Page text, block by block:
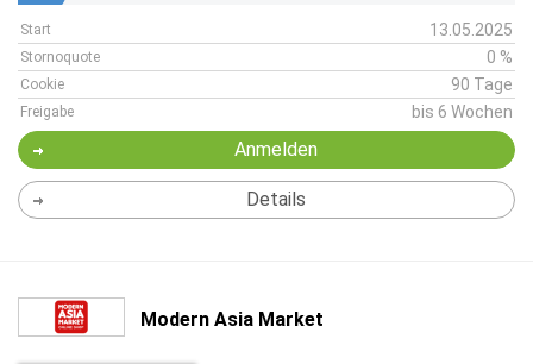
Start 13.05.2025
Stornoquote 0 %
Cookie 90 Tage
Freigabe bis 6 Wochen
Anmelden
Details
Modern Asia Market